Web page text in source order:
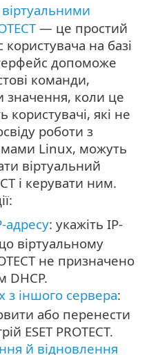
— це простий
на базі
допоможе
команди,
значення, коли це
користувачі, які не
роботи з
Linux, можуть
віртуальний
і керувати ним.
адресу: укажіть IP-
віртуальному
не призначено
DHCP.
з іншого сервера:
або перенести
ESET PROTECT.
й відновлення